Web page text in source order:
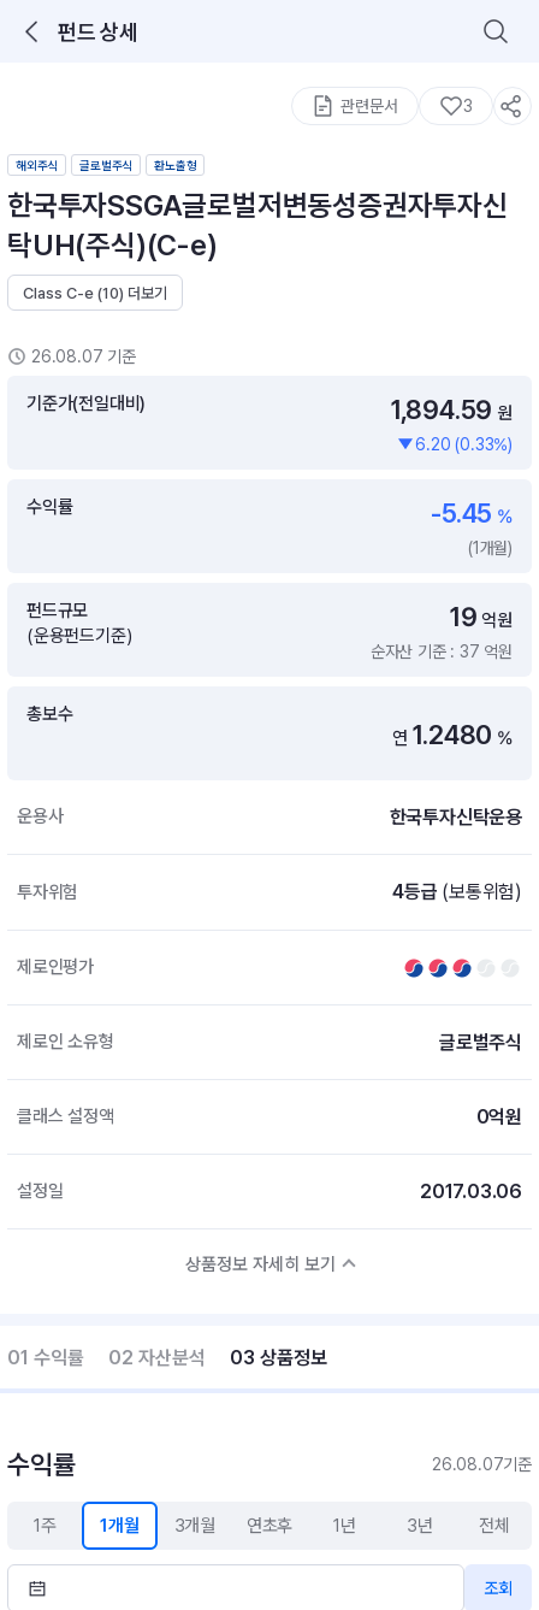
펀드 상세
구성종목 검색
관련문서 3
해외주식 글로벌주식 환노출형
한국투자SSGA글로벌저변동성증권자투자신
탁UH(주식)(C-e)
Class C-e (10) 더보기
26.08.07 기준
기준가(전일대비) 1,894.59 원
6.20 (0.33%)
수익률 -5.45 %
(1개월)
펀드규모
(운용펀드기준)
19 억원
순자산 기준 : 37 억원
총보수
연 1.2480 %
운용사 한국투자신탁운용
투자위험 4등급 (보통위험)
제로인평가
제로인 소유형 글로벌주식
클래스 설정액 0억원
설정일 2017.03.06
상품정보 자세히 보기
01 수익률 02 자산분석 03 상품정보
수익률 26.08.07기준
1주 1개월 3개월 연초후 1년 3년 전체
조회
추천 메뉴
ETF 랭킹
월배당 · 모으기 · 포트래빗 관리
월배당 포트
포트래빗 관리
미국 ETF 검색
ETF 비교
연금 ETF 검색
ETF트렌드 ETF 랭킹 · ETF 찾기 · 종목찾기
미국ETF테마
연금 펀드 검색
투자 라이브러리
ETF 처음투자
내맘대로 만들기
DIY 포트 관리
고객라운지
이벤트
공지사항
FAQ